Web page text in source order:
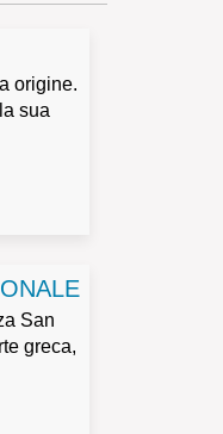
origine.
sua
San
greca,